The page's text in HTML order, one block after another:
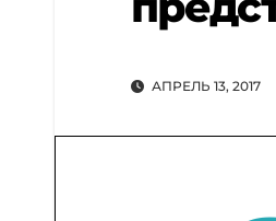
АПРЕЛЬ 13, 2017